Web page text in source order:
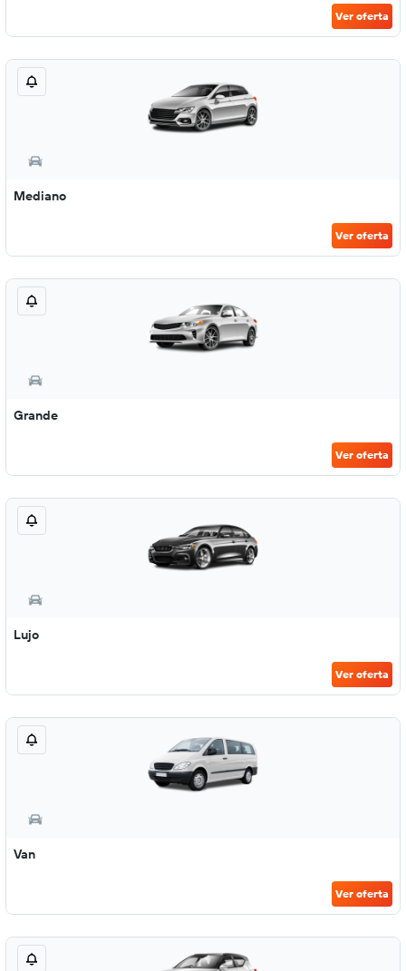
Ver oferta
Mediano
Ver oferta
Grande
Ver oferta
Lujo
Ver oferta
Van
Ver oferta